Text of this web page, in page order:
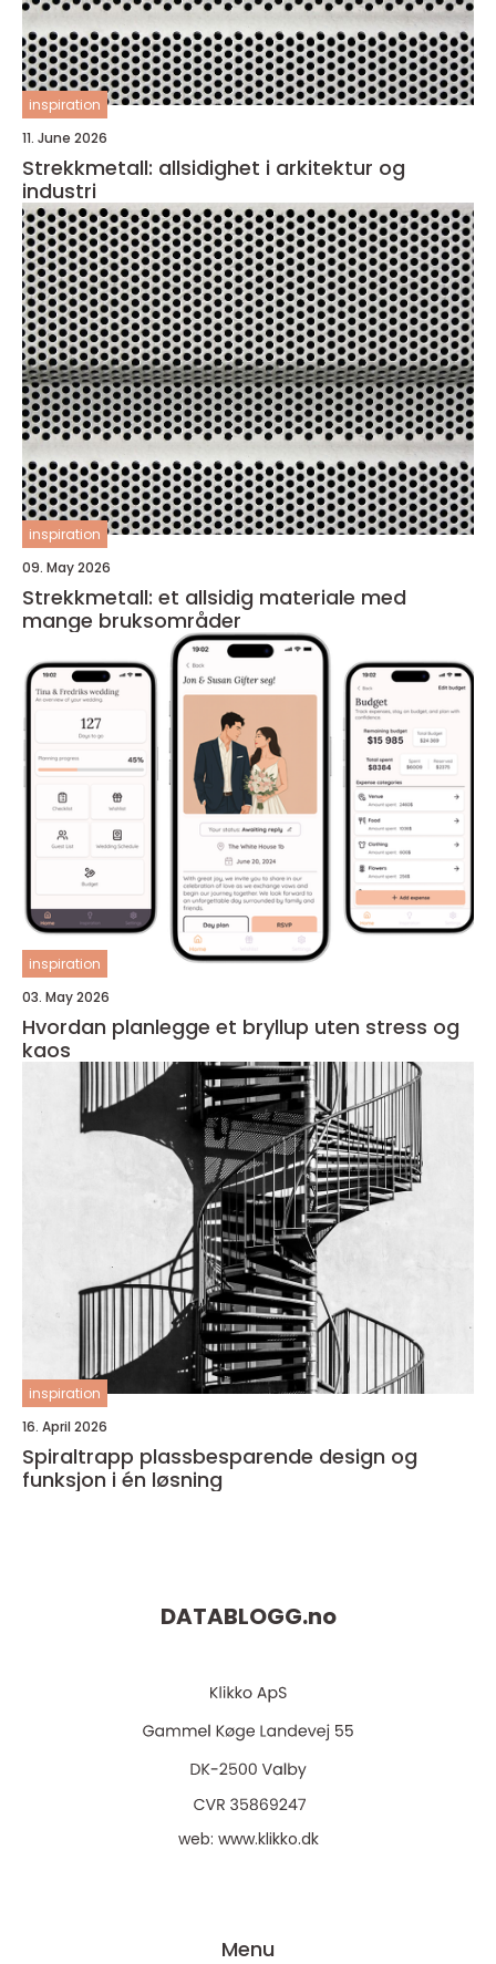
inspiration
11. June 2026
Strekkmetall: allsidighet i arkitektur og
industri
inspiration
09. May 2026
Strekkmetall: et allsidig materiale med
mange bruksområder
inspiration
03. May 2026
Hvordan planlegge et bryllup uten stress og
kaos
inspiration
16. April 2026
Spiraltrapp plassbesparende design og
funksjon i én løsning
DATABLOGG.no
web: www.klikko.dk
Menu